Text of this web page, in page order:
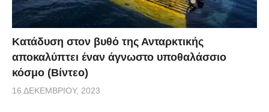
Κατάδυση στον βυθό της Ανταρκτικής
αποκαλύπτει έναν άγνωστο υποθαλάσσιο
κόσμο (Βίντεο)
16 ΔΕΚΕΜΒΡΊΟΥ, 2023